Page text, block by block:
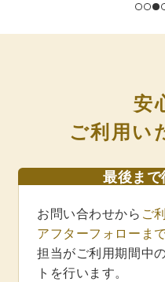
安
ご利用い
最後ま
お問い合わせから ご
アフターフォローま
担当がご利用期間中
トを行います。